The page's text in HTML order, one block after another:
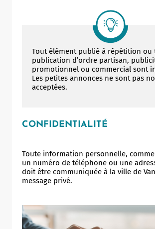
Tout élément publié à répétition ou
publication d’ordre partisan,
promotionnel ou commercial sont
Les petites annonces ne sont pas
acceptées.
CONFIDENTIALITÉ
Toute information personnelle,
un numéro de téléphone ou une
doit être communiquée à la ville de
message privé.